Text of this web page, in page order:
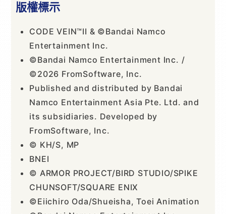
版權標示
CODE VEIN™II & ©Bandai Namco
Entertainment Inc.
©Bandai Namco Entertainment Inc. /
©2026 FromSoftware, Inc.
Published and distributed by Bandai
Namco Entertainment Asia Pte. Ltd. and
its subsidiaries. Developed by
FromSoftware, Inc.
© KH/S, MP
BNEI
© ARMOR PROJECT/BIRD STUDIO/SPIKE
CHUNSOFT/SQUARE ENIX
©Eiichiro Oda/Shueisha, Toei Animation